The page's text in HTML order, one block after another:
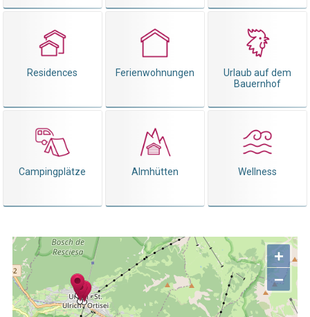
Residences Ferienwohnungen
Urlaub auf dem
Bauernhof
Campingplätze Almhütten Wellness
+
−